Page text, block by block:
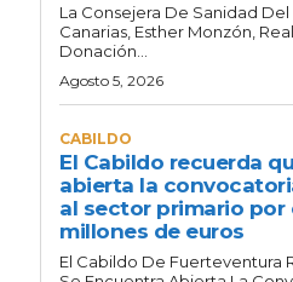
La Consejera De Sanidad
Canarias, Esther Monzón,
Donación...
Agosto 5, 2026
CABILDO
El Cabildo recuerda
abierta la
al sector primario por
millones de euros
El Cabildo De Fuerteventura